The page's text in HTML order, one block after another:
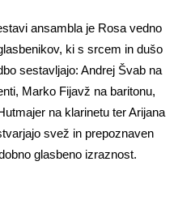
ansambla je Rosa vedno
ki s srcem in dušo
sestavljajo: Andrej Švab na
Marko Fijavž na baritonu,
na klarinetu ter Arijana
svež in prepoznaven
glasbeno izraznost.